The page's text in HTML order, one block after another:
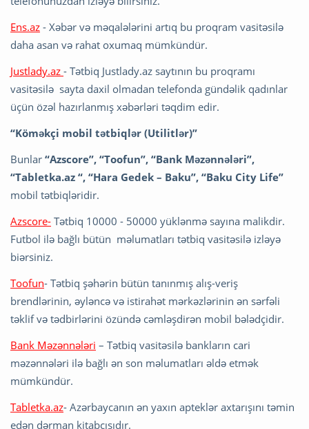
Ens.az - Xəbər və məqalələrini artıq bu proqram vasitəsilə
daha asan və rahat oxumaq mümkündür.
Justlady.az - Tətbiq Justlady.az saytının bu proqramı
vasitəsilə sayta daxil olmadan telefonda gündəlik qadınlar
üçün özəl hazırlanmış xəbərləri təqdim edir.
“Köməkçi mobil tətbiqlər (Utilitlər)”
Bunlar “Azscore”, “Toofun”, “Bank Məzənnələri”,
“Tabletka.az “, “Hara Gedek – Baku”, “Baku City Life”
mobil tətbiqləridir.
Azscore- Tətbiq 10000 - 50000 yüklənmə sayına malikdir.
Futbol ilə bağlı bütün məlumatları tətbiq vasitəsilə izləyə
biərsiniz.
Toofun- Tətbiq şəhərin bütün tanınmış alış-veriş
brendlərinin, əyləncə və istirahət mərkəzlərinin ən sərfəli
təklif və tədbirlərini özündə cəmləşdirən mobil bələdçidir.
Bank Məzənnələri – Tətbiq vasitəsilə bankların cari
məzənnələri ilə bağlı ən son məlumatları əldə etmək
mümkündür.
Tabletka.az- Azərbaycanın ən yaxın apteklər axtarışını təmin
edən dərman kitabçısıdır.